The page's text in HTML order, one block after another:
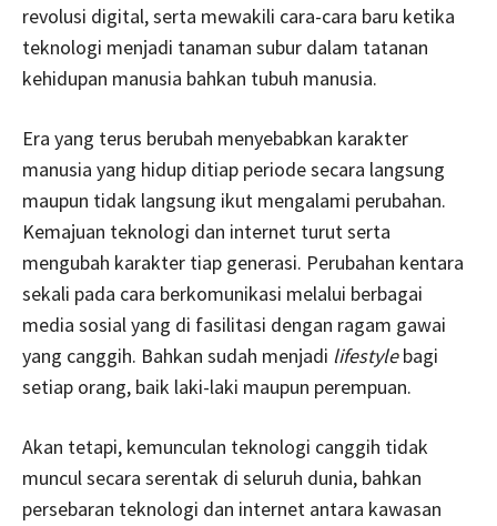
revolusi digital, serta mewakili cara-cara baru ketika
teknologi menjadi tanaman subur dalam tatanan
kehidupan manusia bahkan tubuh manusia.
Era yang terus berubah menyebabkan karakter
manusia yang hidup ditiap periode secara langsung
maupun tidak langsung ikut mengalami perubahan.
Kemajuan teknologi dan internet turut serta
mengubah karakter tiap generasi. Perubahan kentara
sekali pada cara berkomunikasi melalui berbagai
media sosial yang di fasilitasi dengan ragam gawai
yang canggih. Bahkan sudah menjadi lifestylebagi
setiap orang, baik laki-laki maupun perempuan.
Akan tetapi, kemunculan teknologi canggih tidak
muncul secara serentak di seluruh dunia, bahkan
persebaran teknologi dan internet antara kawasan